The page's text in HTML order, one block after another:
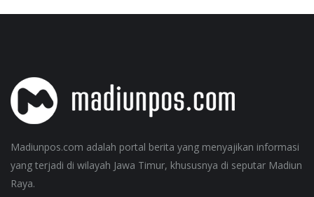
Madiunpos.com adalah portal berita yang menyajikan informasi
yang terjadi di wilayah Jawa Timur, khususnya di seputar Madiun
Raya.